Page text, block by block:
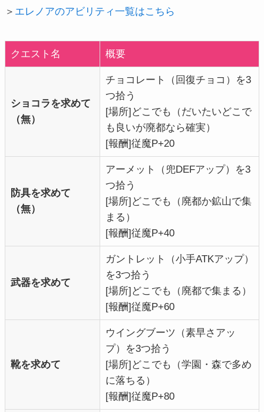
＞ エレノアのアビリティ一覧はこちら
クエスト名 概要
ショコラを求めて
（無）
チョコレート（回復チョコ）を3
つ拾う
[場所]どこでも（だいたいどこで
も良いが廃都なら確実）
[報酬]従魔P+20
防具を求めて
（無）
アーメット（兜DEFアップ）を3
つ拾う
[場所]どこでも（廃都か鉱山で集
まる）
[報酬]従魔P+40
武器を求めて
ガントレット（小手ATKアップ）
を3つ拾う
[場所]どこでも（廃都で集まる）
[報酬]従魔P+60
靴を求めて
ウイングブーツ（素早さアッ
プ）を3つ拾う
[場所]どこでも（学園・森で多め
に落ちる）
[報酬]従魔P+80